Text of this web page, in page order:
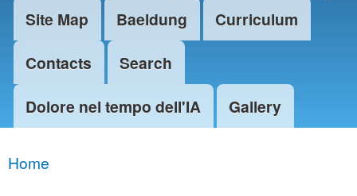
Site Map
Baeldung
Curriculum
Contacts
Search
Dolore nel tempo dell'IA
Gallery
You are here
Home